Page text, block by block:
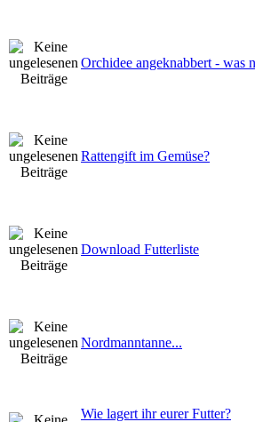
Orchidee angeknabbert - was
Rattengift im Gemüse?
Download Futterliste
Nordmanntanne...
Wie lagert ihr eurer Futter?